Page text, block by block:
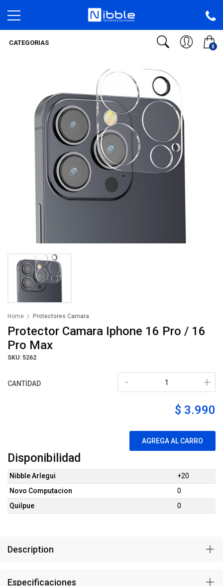
0
CATEGORIAS
Home Protectores Camara
Protector Camara Iphone 16 Pro / 16
Pro Max
SKU: 5262
CANTIDAD +
-
$ 3.990
AGREGA AL CARRO
Disponibilidad
Nibble Arlegui
+20
Novo Computacion
0
Quilpue
0
Description
Especificaciones